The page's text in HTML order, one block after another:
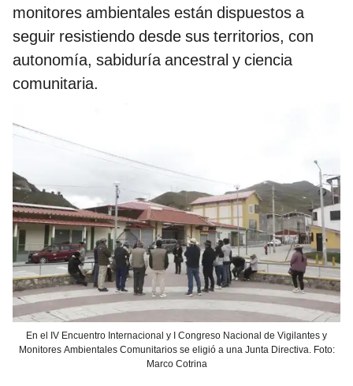
monitores ambientales están dispuestos a
seguir resistiendo desde sus territorios, con
autonomía, sabiduría ancestral y ciencia
comunitaria.
En el IV Encuentro Internacional y I Congreso Nacional de Vigilantes y
Monitores Ambientales Comunitarios se eligió a una Junta Directiva. Foto:
Marco Cotrina